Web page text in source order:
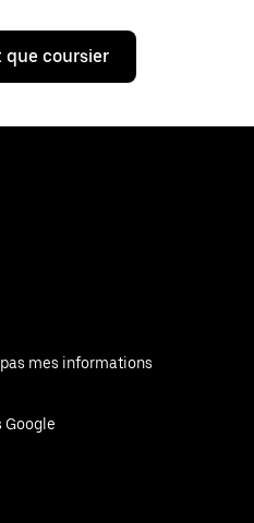
que coursier
mes informations
Google